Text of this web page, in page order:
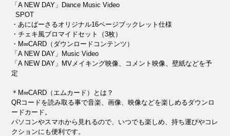
「A NEW DAY」Dance Music Video
SPOT
・あにばーさるオリジナル16ページブックレット仕様
・チェキ風ブロマイドセット（3枚）
・M∞CARD（ダウンロードコンテンツ）
「A NEW DAY」Music Video
「A NEW DAY」MVメイキング映像、コメント映像、壁紙などを予
定
＊M∞CARD（エムカード）とは？
QRコードを読み取る事で音楽、画像、映像などを楽しめるダウンロ
ードカード。
パソコンやスマホから見れるので、いつでも楽しめ、持ち運びやコレ
クションにも便利です。